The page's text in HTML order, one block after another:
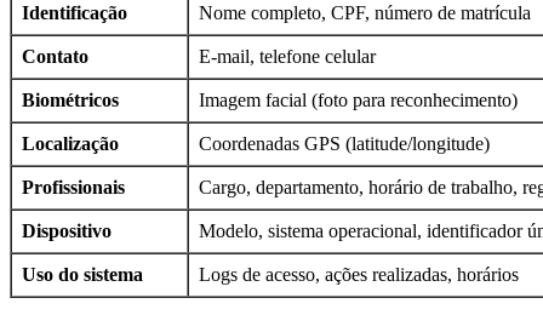
Identificação Nome completo, CPF, número de matrícula
Contato E-mail, telefone celular
Biométricos Imagem facial (foto para reconhecimento)
Localização Coordenadas GPS (latitude/longitude)
Profissionais Cargo, departamento, horário de trabalho,
Dispositivo Modelo, sistema operacional, identificador
Uso do sistema Logs de acesso, ações realizadas, horários